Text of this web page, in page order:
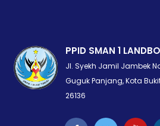
PPID SMAN 1
Jl. Syekh Jamil Jambek
Guguk Panjang, Kota
26136